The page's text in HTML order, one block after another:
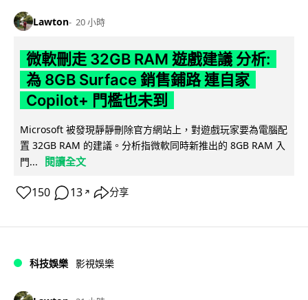
Lawton 20 小時
微軟刪走 32GB RAM 遊戲建議 分析:
為 8GB Surface 銷售鋪路 連自家
Copilot+ 門檻也未到
Microsoft 被發現靜靜刪除官方網站上，對遊戲玩家要為電腦配
置 32GB RAM 的建議。分析指微軟同時新推出的 8GB RAM 入
門...
閱讀全文
150 13 ↗ 分享
科技娛樂 影視娛樂